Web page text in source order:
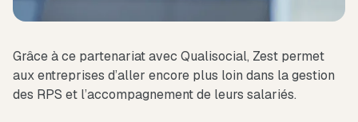
Grâce à ce partenariat avec Qualisocial, Zest permet
aux entreprises d’aller encore plus loin dans la gestion
des RPS et l’accompagnement de leurs salariés.